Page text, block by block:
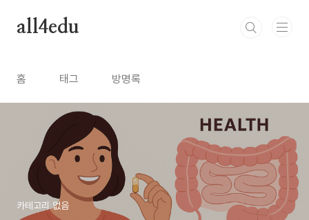
all4edu
홈 태그 방명록
카테고리 없음